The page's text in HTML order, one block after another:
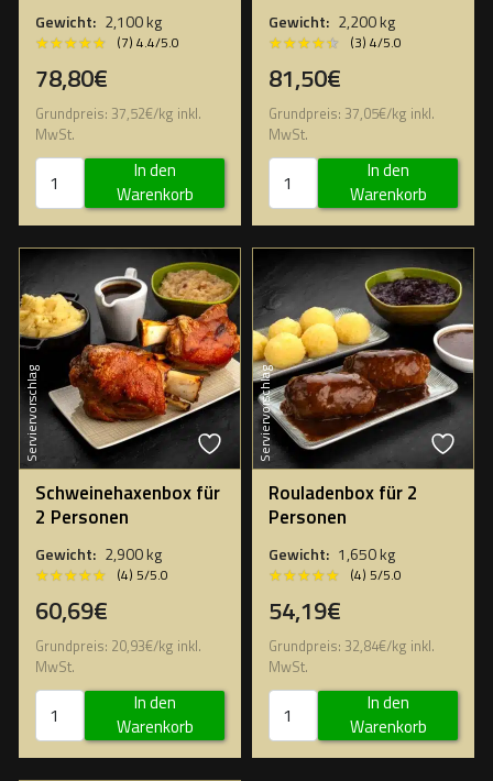
Gewicht: 2,100 kg
★★★★★
★★★★★ (7) 4.4/5.0
78,80€
Grundpreis: 37,52€/kg inkl.
MwSt.
In den
Warenkorb
Gewicht: 2,200 kg
★★★★★
★★★★★ (3) 4/5.0
81,50€
Grundpreis: 37,05€/kg inkl.
MwSt.
In den
Warenkorb
Serviervorschlag
Schweinehaxenbox für
2 Personen
Gewicht: 2,900 kg
★★★★★
★★★★★ (4) 5/5.0
60,69€
Grundpreis: 20,93€/kg inkl.
MwSt.
In den
Warenkorb
Serviervorschlag
Rouladenbox für 2
Personen
Gewicht: 1,650 kg
★★★★★
★★★★★ (4) 5/5.0
54,19€
Grundpreis: 32,84€/kg inkl.
MwSt.
In den
Warenkorb